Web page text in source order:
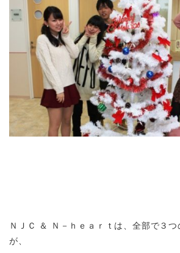
ＮＪＣ ＆ Ｎ－ｈｅａｒｔは、全部で３
が、